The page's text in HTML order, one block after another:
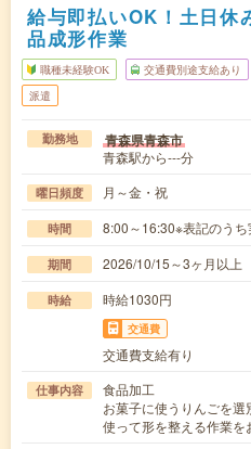
給与即払いOK！土日休
品成形作業
職種未経験OK 交通費別途支給あり
派遣
勤務地 青森県青森市
青森駅から---分
曜日頻度 月～金・祝
時間 8:00～16:30※表記のうち
期間 2026/10/15～3ヶ月以上
時給 時給1030円
交通費
交通費支給有り
仕事内容
食品加工
お菓子に使うりんごを
使って形を整える作業